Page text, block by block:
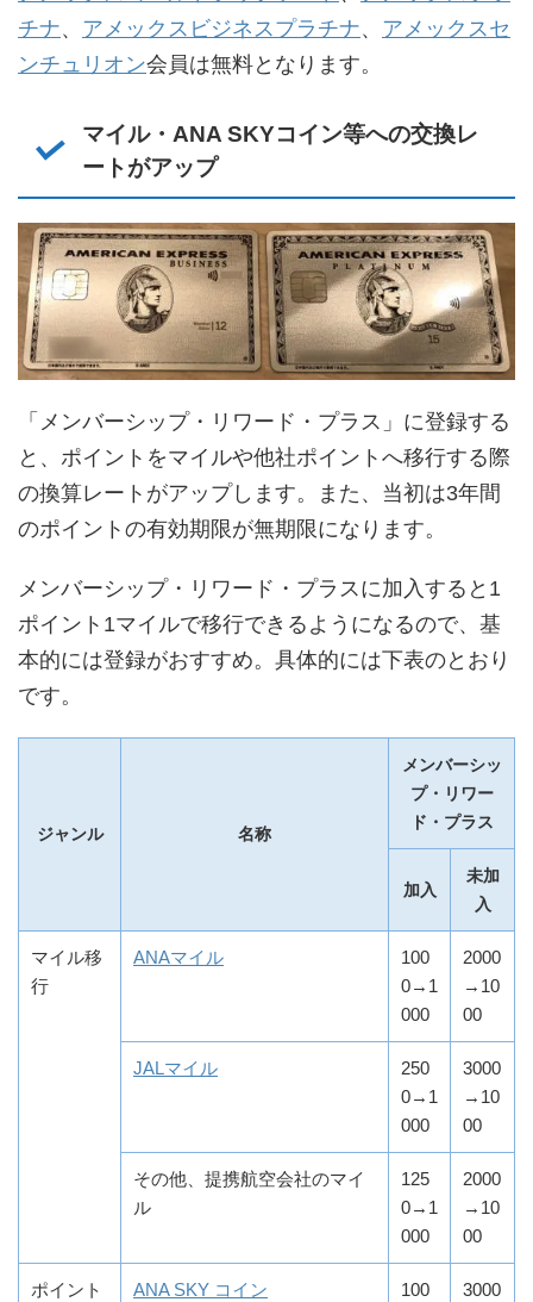
チナ、 アメックスビジネスプラチナ、 アメックスセ
ンチュリオン会員は無料となります。
マイル・ANA SKYコイン等への交換レ
ートがアップ
「メンバーシップ・リワード・プラス」に登録する
と、ポイントをマイルや他社ポイントへ移行する際
の換算レートがアップします。また、当初は3年間
のポイントの有効期限が無期限になります。
メンバーシップ・リワード・プラスに加入すると1
ポイント1マイルで移行できるようになるので、基
本的には登録がおすすめ。具体的には下表のとおり
です。
ジャンル 名称
メンバーシッ
プ・リワー
ド・プラス
加入
未加
入
マイル移
行
ANAマイル
100
0→1
000
2000
→10
00
JALマイル
250
0→1
000
3000
→10
00
その他、提携航空会社のマイ
ル
125
0→1
000
2000
→10
00
ポイント ANA SKY コイン 100 3000